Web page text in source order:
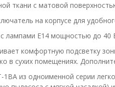
ткани с матовой
на корпусе для
лампами E14 мощностью до 40
комфортную подсветку
в сухих помещениях.
1BA из одноименной серии